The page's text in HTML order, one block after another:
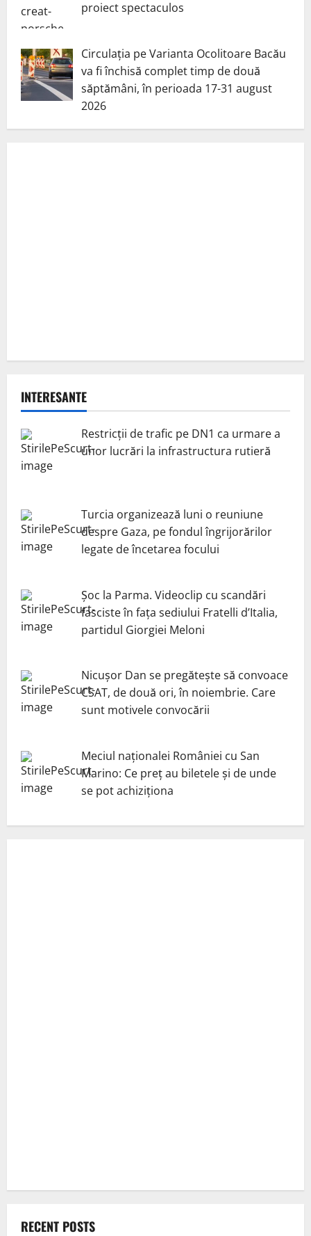
proiect spectaculos
Circulația pe Varianta Ocolitoare Bacău
va fi închisă complet timp de două
săptămâni, în perioada 17-31 august
2026
INTERESANTE
Restricții de trafic pe DN1 ca urmare a
unor lucrări la infrastructura rutieră
Turcia organizează luni o reuniune
despre Gaza, pe fondul îngrijorărilor
legate de încetarea focului
Șoc la Parma. Videoclip cu scandări
fasciste în fața sediului Fratelli d’Italia,
partidul Giorgiei Meloni
Nicuşor Dan se pregăteşte să convoace
CSAT, de două ori, în noiembrie. Care
sunt motivele convocării
Meciul naționalei României cu San
Marino: Ce preț au biletele și de unde
se pot achiziționa
RECENT POSTS